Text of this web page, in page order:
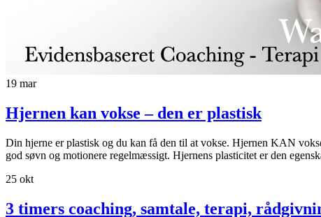
19 mar
Hjernen kan vokse – den er plastisk
Din hjerne er plastisk og du kan få den til at vokse. Hjernen KAN
god søvn og motionere regelmæssigt. Hjernens plasticitet er den
25 okt
3 timers coaching, samtale, terapi,